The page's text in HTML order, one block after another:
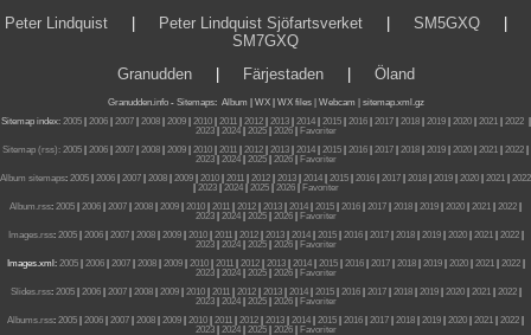
Peter Lindquist
Peter Lindquist Sjöfartsverket SM5GXQ
SM7GXQ
Granudden| Färjestaden| Öland
Granudden.info- Sitemaps: Album WX WX files | Webcam |
sitemap.xml.gz
Sitemap index: 2005| 2006| 2007| 2008| 2009| 2010| 2011| 2012| 2013| 2014| 2015| 2016| 2017| 2018| 2019| 2020| 2021| 2022|
2023| 2024| 2025| 2026|
Favoriter
Sitemap (rss): 2005 2006 2007 2008 2009 2010 2011 2012 2013 2014 2015 2016 2017 2018 2019 2020 2021 2022
2023| 2024| 2025| 2026|
Favoriter
Album sitemaps: 2005 2006 2007 2008 2009 2010 2011 2012 2013 2014 2015 2016 2017 2018 2019 2020 2021
2022
2023| 2024| 2025| 2026|
Favoriter
Album.rss: 2005 2006 2007 2008 2009 2010 2011 2012 2013 2014 2015 2016 2017 2018 2019 2020 2021 2022
2023| 2024| 2025| 2026|
Favoriter
Images.rss: 2005| 2006| 2007| 2008| 2009| 2010| 2011| 2012| 2013| 2014| 2015| 2016| 2017| 2018| 2019| 2020| 2021| 2022|
2023| 2024| 2025| 2026|
Favoriter
Images.xml: 2005| 2006| 2007| 2008| 2009| 2010| 2011| 2012| 2013| 2014| 2015| 2016| 2017| 2018| 2019| 2020| 2021| 2022|
2023| 2024| 2025| 2026|
Favoriter
Slides.rss: 2005| 2006| 2007| 2008| 2009| 2010| 2011| 2012| 2013| 2014| 2015| 2016| 2017| 2018| 2019| 2020| 2021| 2022|
2023| 2024| 2025| 2026|
Favoriter
Albums.rss: 2005 2006 2007 2008 2009 2010 2011 2012 2013 2014 2015 2016 2017 2018 2019 2020 2021 2022
2023| 2024| 2025| 2026|
Favoriter